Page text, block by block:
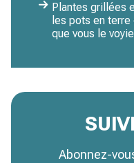
Plantes grillées
les pots en
que vous le
Abonnez-